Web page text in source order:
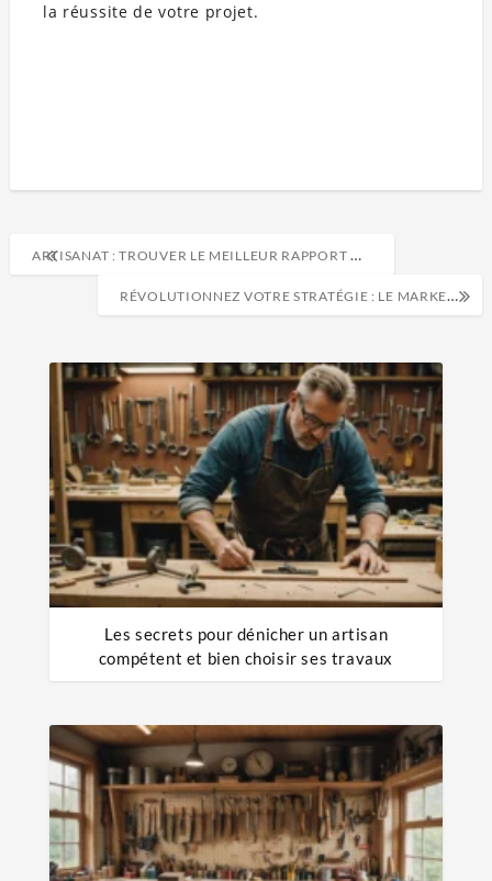
la réussite de votre projet.
ARTISANAT : TROUVER LE MEILLEUR RAPPORT QUALITÉ-PRIX
RÉVOLUTIONNEZ VOTRE STRATÉGIE : LE MARKETING DIGITAL POUR ENTREPRENEURS AUDACIEUX
Les secrets pour dénicher un artisan
compétent et bien choisir ses travaux